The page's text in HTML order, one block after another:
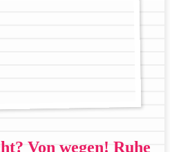
Von wegen! Ruhe